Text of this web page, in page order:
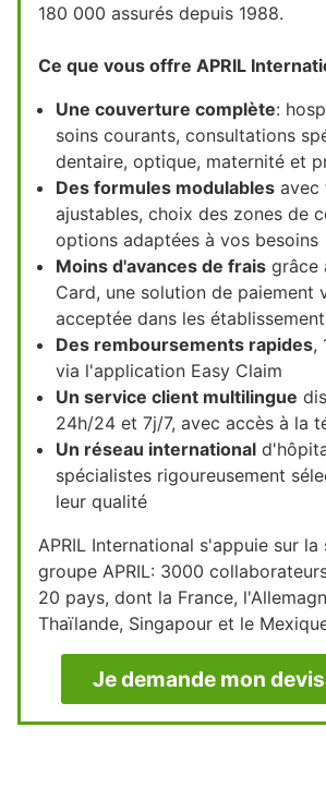
180 000 assurés depuis 1988.
Ce que vous offre APRIL
Une couverture complète:
soins courants, consultations
dentaire, optique, maternité et
Des formules modulables avec
ajustables, choix des zones de
options adaptées à vos besoins
Moins d'avances de frais grâce
Card, une solution de paiement
acceptée dans les
Des remboursements rapides,
via l'application Easy Claim
Un service client multilingue
24h/24 et 7j/7, avec accès à la
Un réseau international
spécialistes rigoureusement
leur qualité
APRIL International s'appuie sur
groupe APRIL: 3000
20 pays, dont la France,
Thaïlande, Singapour et le
Je demande mon